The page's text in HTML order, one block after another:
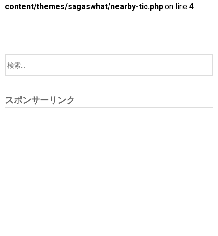
content/themes/sagaswhat/nearby-tic.php on line 4
スポンサーリンク